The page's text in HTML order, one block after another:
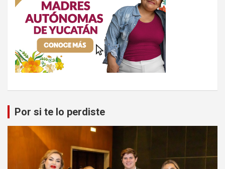
Por si te lo perdiste